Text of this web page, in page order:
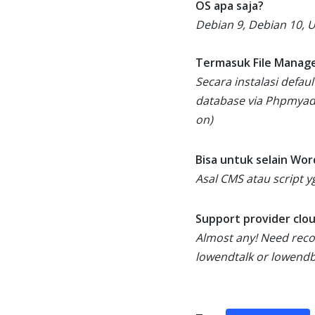
OS apa saja?
Debian 9, Debian 10,
Termasuk File
Secara instalasi
database via
on)
Bisa untuk selain
Asal CMS atau script
Support provider
Almost any! Need
lowendtalk or